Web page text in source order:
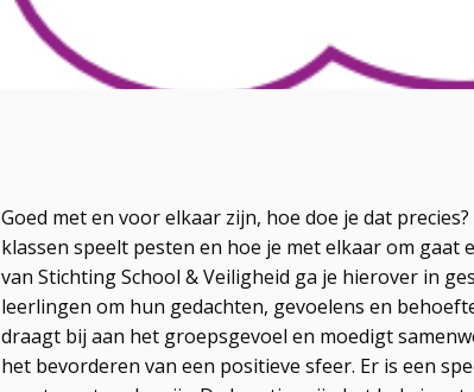
Goed met en voor elkaar zijn, hoe doe je dat
klassen speelt pesten en hoe je met elkaar om gaat
van Stichting School & Veiligheid ga je hierover in
leerlingen om hun gedachten, gevoelens en
draagt bij aan het groepsgevoel en moedigt
het bevorderen van een positieve sfeer. Er is een